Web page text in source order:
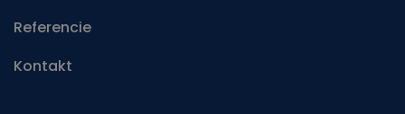
Referencie
Kontakt